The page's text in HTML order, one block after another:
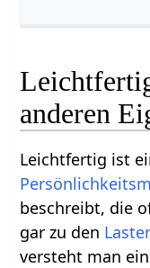
anderen
Leichtfertig ist
beschreibt, die
gar zu den
versteht man